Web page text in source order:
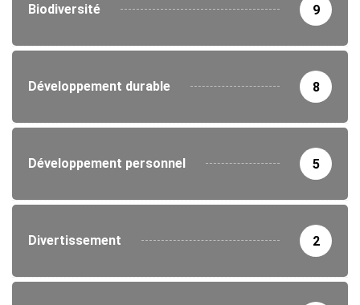
Biodiversité 9
Développement durable 8
Développement personnel 5
Divertissement 2